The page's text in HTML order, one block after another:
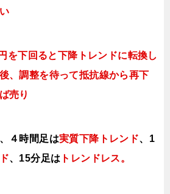
を下回ると下降トレンドに転換し
、調整を待って抵抗線から再下
売り
、４時間足は実質下降トレンド、1
、 15分足は トレンドレス。